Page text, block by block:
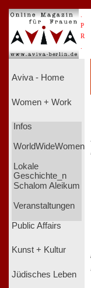
P
R
Aviva - Home
Women + Work
Infos
WorldWideWomen
Lokale
Geschichte_n
Schalom Aleikum
Veranstaltungen
Public Affairs
Kunst + Kultur
Jüdisches Leben